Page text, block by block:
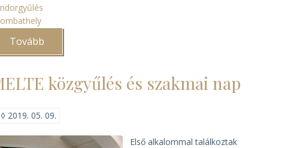
Tovább
és
EME
2019.
és
közgyűlés és szakmai nap
◊ 2019. 05. 09.
Első alkalommal találkoztak